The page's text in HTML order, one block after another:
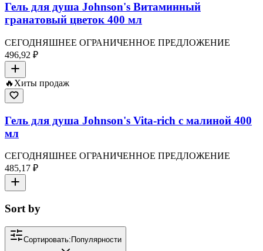
Гель для душа Johnson's Витаминный
гранатовый цветок 400 мл
СЕГОДНЯШНЕЕ ОГРАНИЧЕННОЕ ПРЕДЛОЖЕНИЕ
496,92 ₽
🔥 Хиты продаж
Гель для душа Johnson's Vita-rich с малиной 400
мл
СЕГОДНЯШНЕЕ ОГРАНИЧЕННОЕ ПРЕДЛОЖЕНИЕ
485,17 ₽
Sort by
Сортировать: Популярности